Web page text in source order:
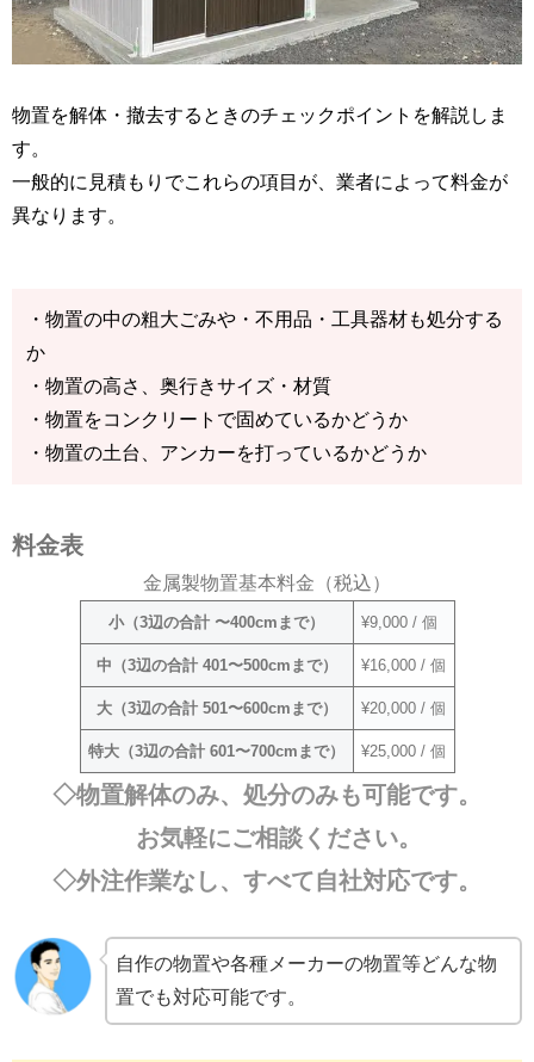
物置を解体・撤去するときのチェックポイントを解説しま
す。
一般的に見積もりでこれらの項目が、業者によって料金が
異なります。
・物置の中の粗大ごみや・不用品・工具器材も処分する
か
・物置の高さ、奥行きサイズ・材質
・物置をコンクリートで固めているかどうか
・物置の土台、アンカーを打っているかどうか
料金表
金属製物置基本料金（税込）
小（3辺の合計 〜400cmまで） ¥9,000 / 個
中（3辺の合計 401〜500cmまで） ¥16,000 / 個
大（3辺の合計 501〜600cmまで） ¥20,000 / 個
特大（3辺の合計 601〜700cmまで） ¥25,000 / 個
◇物置解体のみ、処分のみも可能です。
お気軽にご相談ください。
◇外注作業なし、すべて自社対応です。
自作の物置や各種メーカーの物置等どんな物
置でも対応可能です。